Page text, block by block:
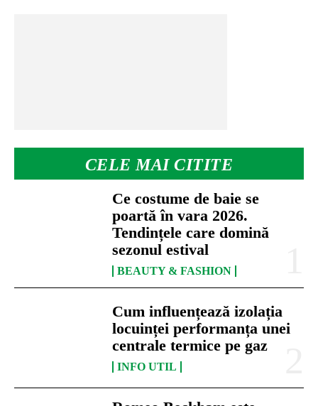
CELE MAI CITITE
Ce costume de baie se
poartă în vara 2026.
Tendințele care domină
sezonul estival
BEAUTY & FASHION
Cum influențează izolația
locuinței performanța unei
centrale termice pe gaz
INFO UTIL